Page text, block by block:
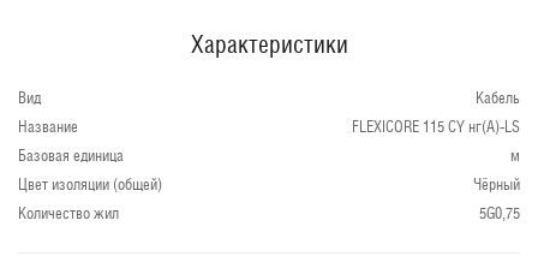
Характеристики
Вид
Кабель
Название
FLEXICORE 115 CY нг(А)-LS
Базовая единица
м
Цвет изоляции (общей)
Чёрный
Количество жил
5G0,75